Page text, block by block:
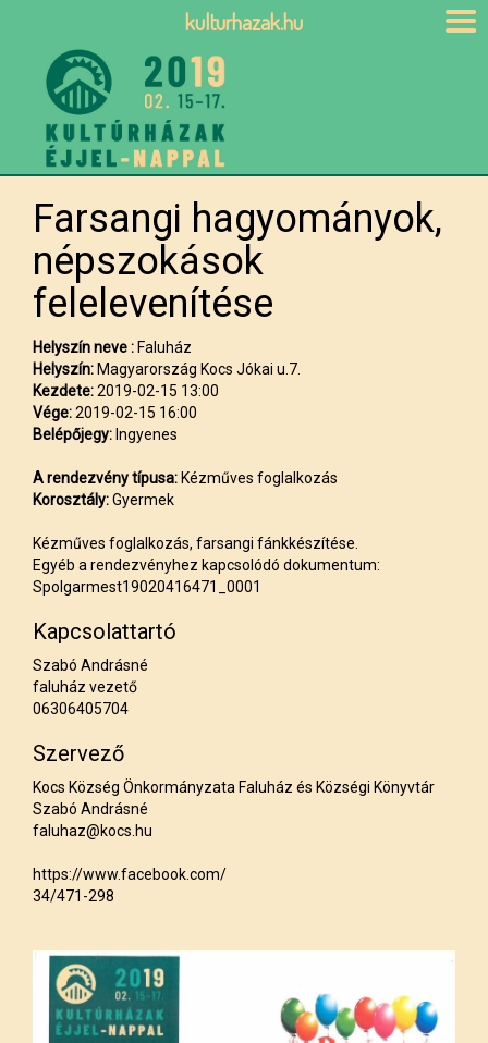
Farsangi hagyományok,
népszokások
felelevenítése
Helyszín neve : Faluház
Helyszín: Magyarország Kocs Jókai u.7.
Kezdete:2019-02-15 13:00
Vége:2019-02-15 16:00
Belépőjegy: Ingyenes
A rendezvény típusa: Kézműves foglalkozás
Korosztály:Gyermek
Kézműves foglalkozás, farsangi fánkkészítése.
Egyéb a rendezvényhez kapcsolódó dokumentum:
Spolgarmest19020416471_0001
Kapcsolattartó
Szabó Andrásné
faluház vezető
06306405704
Szervező
Kocs Község Önkormányzata Faluház és Községi Könyvtár
Szabó Andrásné
faluhaz@kocs.hu
https://www.facebook.com/
34/471-298
kulturhazak.hu